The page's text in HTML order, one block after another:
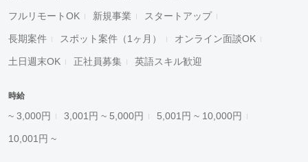
フルリモートOK 新規事業 スタートアップ
長期案件 スポット案件（1ヶ月） オンライン面談OK
土日週末OK 正社員募集 英語スキル歓迎
時給
~ 3,000円 3,001円 ~ 5,000円 5,001円 ~ 10,000円
10,001円 ~